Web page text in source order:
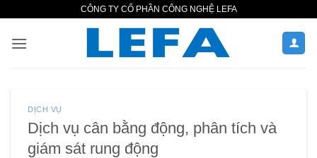
nội
CÔNG TY CỔ PHẦN CÔNG NGHỆ LEFA
DỊCH VỤ
Dịch vụ cân bằng động, phân tích và
giám sát rung động